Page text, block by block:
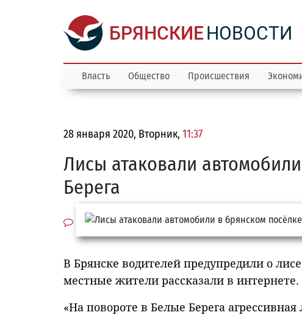
БРЯНСКИЕНОВОСТИ
Власть Общество Происшествия
28 января 2020, Вторник, 11:37
Лисы атаковали
Берега
В Брянске водителей предупредили о
местные жители рассказали в интернете.
«На повороте в Белые Берега